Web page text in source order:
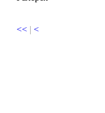
<< | <